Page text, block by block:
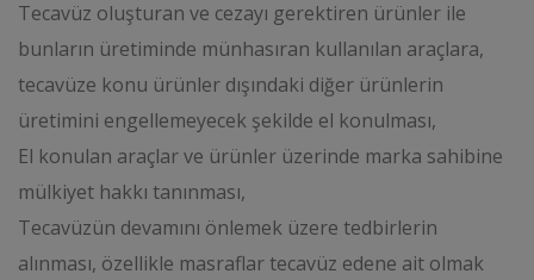
Tecavüz oluşturan ve cezayı gerektiren ürünler ile
bunların üretiminde münhasıran kullanılan araçlara,
tecavüze konu ürünler dışındaki diğer ürünlerin
üretimini engellemeyecek şekilde el konulması,
El konulan araçlar ve ürünler üzerinde marka sahibine
mülkiyet hakkı tanınması,
Tecavüzün devamını önlemek üzere tedbirlerin
alınması, özellikle masraflar tecavüz edene ait olmak